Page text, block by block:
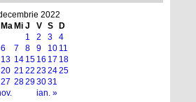
2022
Ma Mi J V S D
ian. »
1 2 3
4
6 7 8 9 10 11
13 14 15 16 17 18
20 21 22 232425
27 28293031